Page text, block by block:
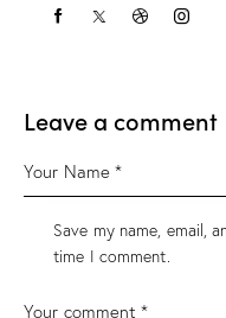
Leave a comment
Save my name, email,
time I comment.